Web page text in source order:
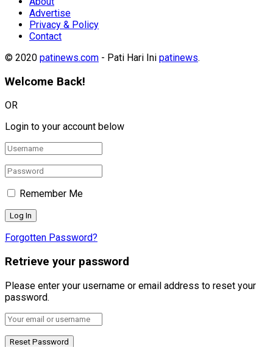
Advertise
Privacy & Policy
Contact
© 2020 patinews.com - Pati Hari Ini patinews.
Welcome Back!
OR
Login to your account below
Remember Me
Forgotten Password?
Retrieve your password
Please enter your username or email address to reset your
password.